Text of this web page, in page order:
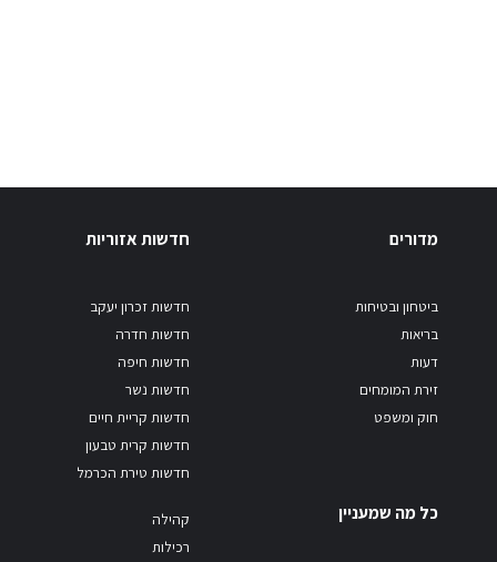
מדורים
ביטחון ובטיחות
בריאות
דעות
זירת המומחים
חוק ומשפט
חדשות אזוריות
חדשות זכרון יעקב
חדשות חדרה
חדשות חיפה
חדשות נשר
חדשות קריית חיים
חדשות קרית טבעון
חדשות טירת הכרמל
כל מה שמעניין
קהילה
רכילות